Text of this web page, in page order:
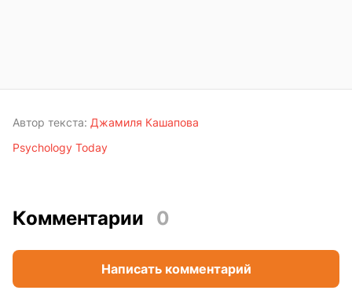
Автор текста: Джамиля Кашапова
Psychology Today
Комментарии 0
Написать комментарий